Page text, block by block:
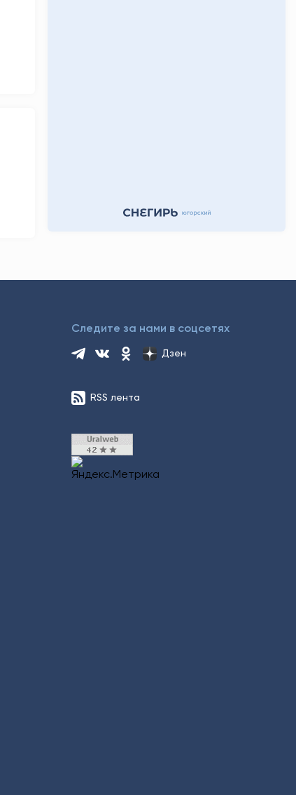
Следите за нами в соцсетях
Дзен
RSS лента